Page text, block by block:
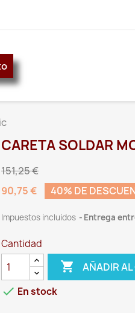
CARETA SOLDAR
151,25 €
90,75 €
40% DE
Impuestos incluidos Entrega
Cantidad
 AÑADIR
 En stock